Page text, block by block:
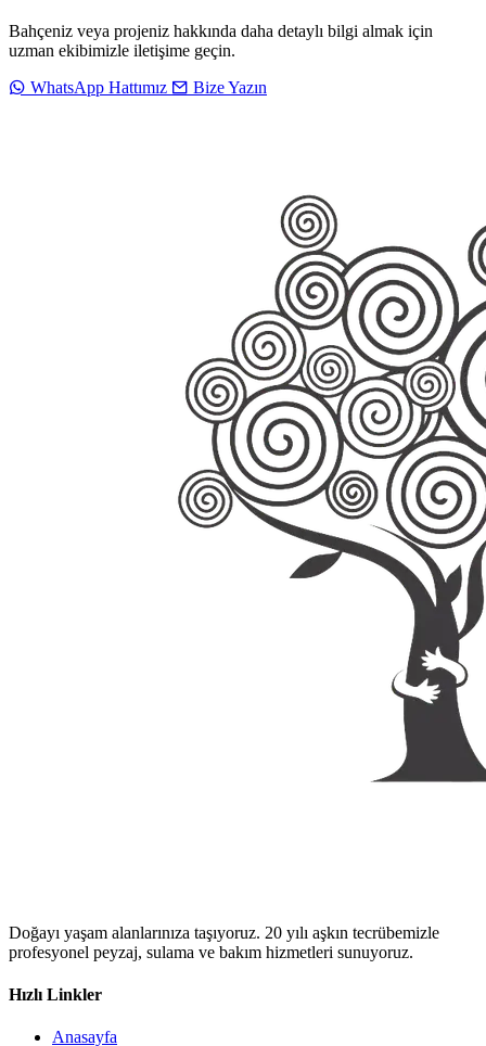
Bahçeniz veya projeniz hakkında daha detaylı bilgi almak için
uzman ekibimizle iletişime geçin.
WhatsApp Hattımız
Bize Yazın
Doğayı yaşam alanlarınıza taşıyoruz. 20 yılı aşkın tecrübemizle
profesyonel peyzaj, sulama ve bakım hizmetleri sunuyoruz.
Hızlı Linkler
Anasayfa